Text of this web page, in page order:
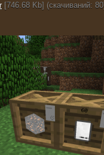
[746.68 Kb] (cкачиваний: